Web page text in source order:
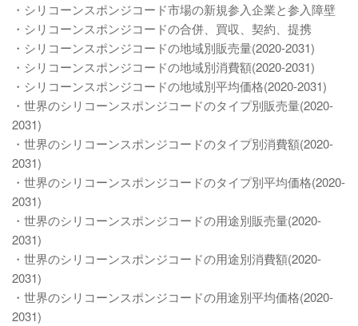
・シリコーンスポンジコード市場の新規参入企業と参入障壁
・シリコーンスポンジコードの合併、買収、契約、提携
・シリコーンスポンジコードの地域別販売量(2020-2031)
・シリコーンスポンジコードの地域別消費額(2020-2031)
・シリコーンスポンジコードの地域別平均価格(2020-2031)
・世界のシリコーンスポンジコードのタイプ別販売量(2020-
2031)
・世界のシリコーンスポンジコードのタイプ別消費額(2020-
2031)
・世界のシリコーンスポンジコードのタイプ別平均価格(2020-
2031)
・世界のシリコーンスポンジコードの用途別販売量(2020-
2031)
・世界のシリコーンスポンジコードの用途別消費額(2020-
2031)
・世界のシリコーンスポンジコードの用途別平均価格(2020-
2031)